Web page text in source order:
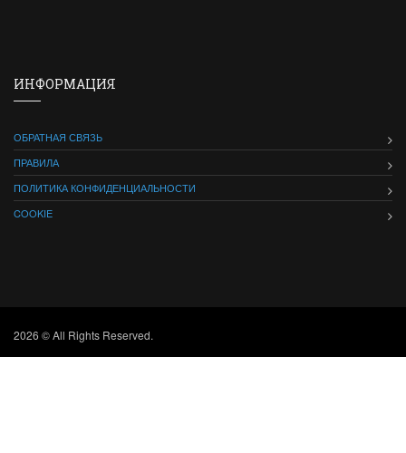
ИНФОРМАЦИЯ
ОБРАТНАЯ СВЯЗЬ
ПРАВИЛА
ПОЛИТИКА КОНФИДЕНЦИАЛЬНОСТИ
COOKIE
2026 © All Rights Reserved.